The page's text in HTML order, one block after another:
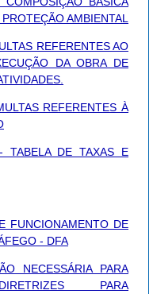
AMBIENTAL
REFERENTES AO
DA OBRA DE
REFERENTES À
DE TAXAS E
FUNCIONAMENTO DE
- DFA
NECESSÁRIA PARA
PARA